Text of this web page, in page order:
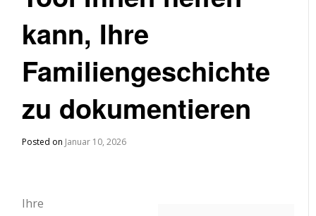
kann, Ihre
Familiengeschichte
zu dokumentieren
Posted on Januar 10, 2026
Ihre